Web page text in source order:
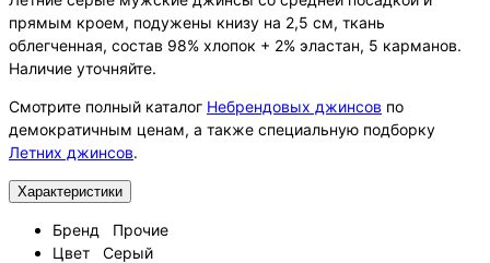
прямым кроем, подужены книзу на 2,5 см, ткань
облегченная, состав 98% хлопок + 2% эластан, 5 карманов.
Наличие уточняйте.
Смотрите полный каталог Небрендовых джинсов по
демократичным ценам, а также специальную подборку
Летних джинсов.
Характеристики
Бренд
Прочие
Цвет
Серый